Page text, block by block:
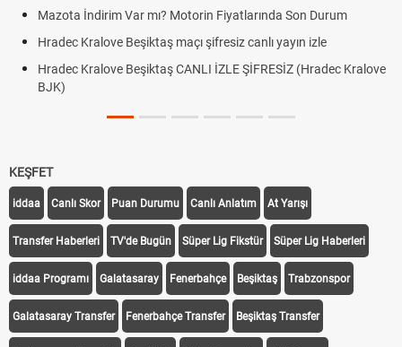
Mazota İndirim Var mı? Motorin Fiyatlarında Son Durum
Hradec Kralove Beşiktaş maçı şifresiz canlı yayın izle
Hradec Kralove Beşiktaş CANLI İZLE ŞİFRESİZ (Hradec Kralove
BJK)
KEŞFET
iddaa Canlı Skor Puan Durumu Canlı Anlatım At Yarışı
Transfer Haberleri TV'de Bugün Süper Lig Fikstür Süper Lig Haberleri
iddaa Programı Galatasaray Fenerbahçe Beşiktaş Trabzonspor
Galatasaray Transfer Fenerbahçe Transfer Beşiktaş Transfer